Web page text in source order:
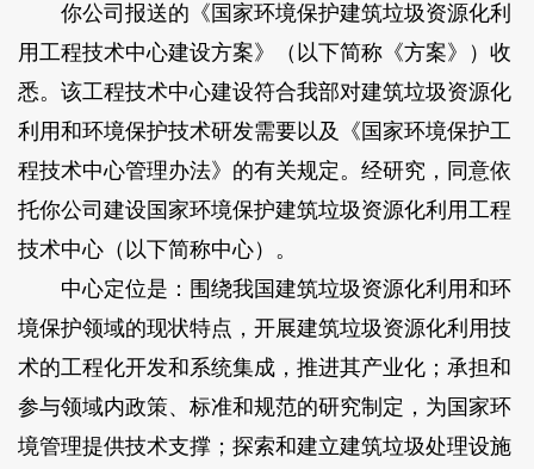
你公司报送的《国家环境保护建筑垃圾资源化利
用工程技术中心建设方案》（以下简称《方案》）收
悉。该工程技术中心建设符合我部对建筑垃圾资源化
利用和环境保护技术研发需要以及《国家环境保护工
程技术中心管理办法》的有关规定。经研究，同意依
托你公司建设国家环境保护建筑垃圾资源化利用工程
技术中心（以下简称中心）。
中心定位是：围绕我国建筑垃圾资源化利用和环
境保护领域的现状特点，开展建筑垃圾资源化利用技
术的工程化开发和系统集成，推进其产业化；承担和
参与领域内政策、标准和规范的研究制定，为国家环
境管理提供技术支撑；探索和建立建筑垃圾处理设施